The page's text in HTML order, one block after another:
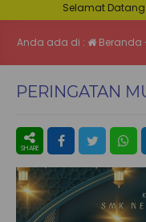
Selamat Datang
Anda ada di : Beranda
PERINGATAN